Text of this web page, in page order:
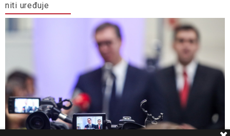
niti uređuje